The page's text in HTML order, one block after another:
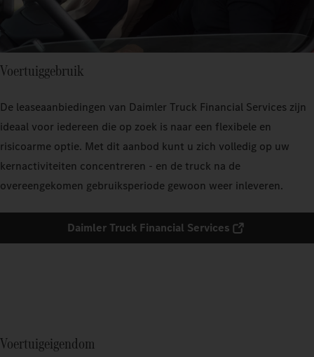
Voertuiggebruik
De leaseaanbiedingen van Daimler Truck Financial Services zijn
ideaal voor iedereen die op zoek is naar een flexibele en
risicoarme optie. Met dit aanbod kunt u zich volledig op uw
kernactiviteiten concentreren - en de truck na de
overeengekomen gebruiksperiode gewoon weer inleveren.
Daimler Truck Financial Services
Voertuigeigendom